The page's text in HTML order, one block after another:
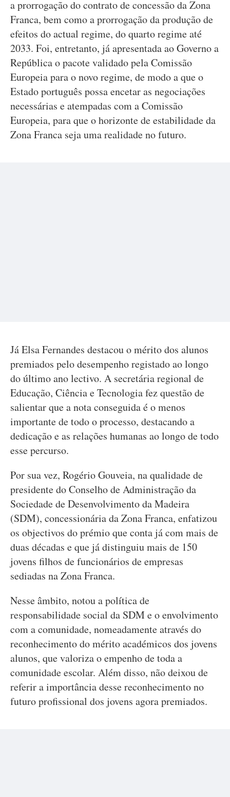
a prorrogação do contrato de concessão da Zona
Franca, bem como a prorrogação da produção de
efeitos do actual regime, do quarto regime até
2033. Foi, entretanto, já apresentada ao Governo a
República o pacote validado pela Comissão
Europeia para o novo regime, de modo a que o
Estado português possa encetar as negociações
necessárias e atempadas com a Comissão
Europeia, para que o horizonte de estabilidade da
Zona Franca seja uma realidade no futuro.
Já Elsa Fernandes destacou o mérito dos alunos
premiados pelo desempenho registado ao longo
do último ano lectivo. A secretária regional de
Educação, Ciência e Tecnologia fez questão de
salientar que a nota conseguida é o menos
importante de todo o processo, destacando a
dedicação e as relações humanas ao longo de todo
esse percurso.
Por sua vez, Rogério Gouveia, na qualidade de
presidente do Conselho de Administração da
Sociedade de Desenvolvimento da Madeira
(SDM), concessionária da Zona Franca, enfatizou
os objectivos do prémio que conta já com mais de
duas décadas e que já distinguiu mais de 150
jovens filhos de funcionários de empresas
sediadas na Zona Franca.
Nesse âmbito, notou a política de
responsabilidade social da SDM e o envolvimento
com a comunidade, nomeadamente através do
reconhecimento do mérito académicos dos jovens
alunos, que valoriza o empenho de toda a
comunidade escolar. Além disso, não deixou de
referir a importância desse reconhecimento no
futuro profissional dos jovens agora premiados.